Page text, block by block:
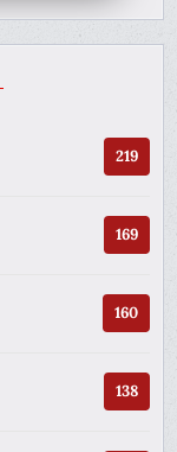
219
169
160
138